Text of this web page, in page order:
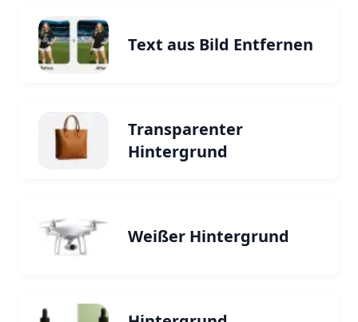
Text aus Bild Entfernen
Transparenter
Hintergrund
Weißer Hintergrund